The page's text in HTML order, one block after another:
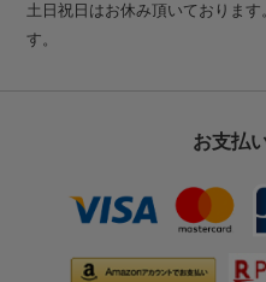
土日祝日はお休み頂いておりま
す。
お支払